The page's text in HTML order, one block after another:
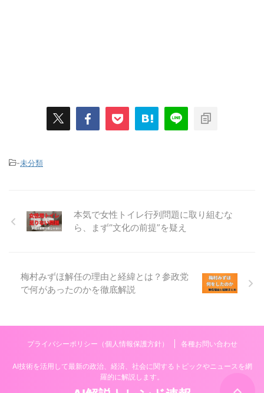
-未分類
本気で女性トイレ行列問題に取り組むな
ら、まず“文化の前提”を疑え
梅村みずほ解任の理由と経緯とは？参政党
で何があったのかを徹底解説
プライバシーポリシー（個人情報保護方針） 各種お問い合わせ
AI技術を活用して最新の政治、経済、社会に関するトピックやニュースを網
羅的に解説します。